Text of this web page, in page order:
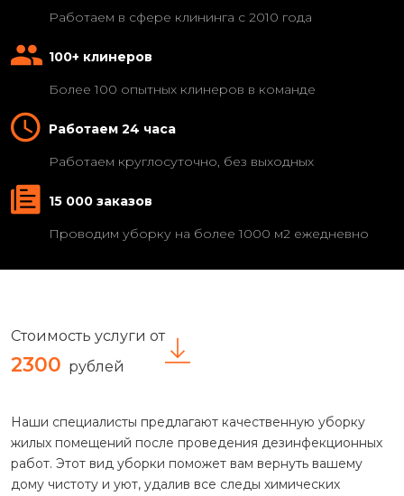
Работаем в сфере клининга с 2010 года
100+ клинеров
Более 100 опытных клинеров в команде
Работаем 24 часа
Работаем круглосуточно, без выходных
15 000 заказов
Проводим уборку на более 1000 м2 ежедневно
Стоимость услуги от
2300 рублей
Наши специалисты предлагают качественную уборку
жилых помещений после проведения дезинфекционных
работ. Этот вид уборки поможет вам вернуть вашему
дому чистоту и уют, удалив все следы химических